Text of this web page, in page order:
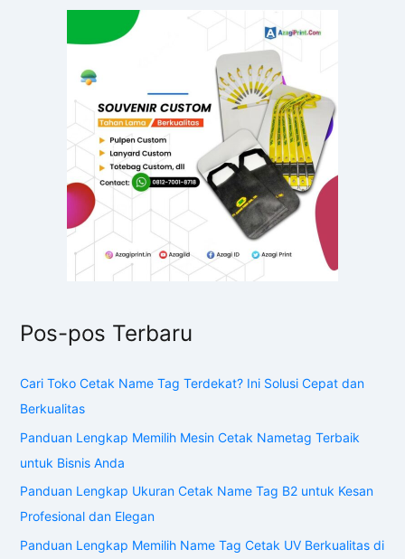
Pos-pos Terbaru
Cari Toko Cetak Name Tag Terdekat? Ini Solusi Cepat dan
Berkualitas
Panduan Lengkap Memilih Mesin Cetak Nametag Terbaik
untuk Bisnis Anda
Panduan Lengkap Ukuran Cetak Name Tag B2 untuk Kesan
Profesional dan Elegan
Panduan Lengkap Memilih Name Tag Cetak UV Berkualitas di